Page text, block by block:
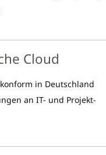
Cloud
in Deutschland
an IT- und Projekt-